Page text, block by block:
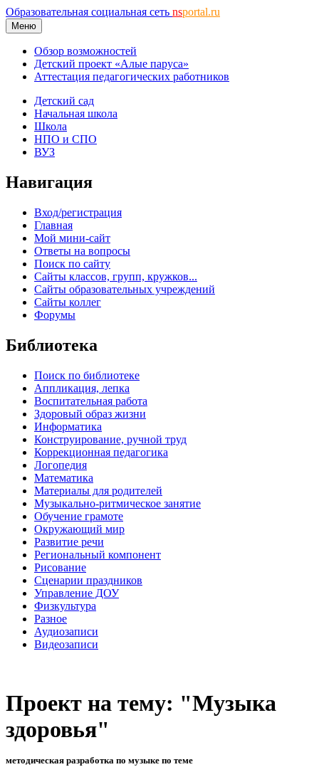
Образовательная социальная сеть nsportal.ru
Меню
Обзор возможностей
Детский проект «Алые паруса»
Аттестация педагогических работников
Детский сад
Начальная школа
Школа
НПО и СПО
ВУЗ
Навигация
Вход/регистрация
Главная
Мой мини-сайт
Ответы на вопросы
Поиск по сайту
Сайты классов, групп, кружков...
Сайты образовательных учреждений
Сайты коллег
Форумы
Библиотека
Поиск по библиотеке
Аппликация, лепка
Воспитательная работа
Здоровый образ жизни
Информатика
Конструирование, ручной труд
Коррекционная педагогика
Логопедия
Математика
Материалы для родителей
Музыкально-ритмическое занятие
Обучение грамоте
Окружающий мир
Развитие речи
Региональный компонент
Рисование
Сценарии праздников
Управление ДОУ
Физкультура
Разное
Аудиозаписи
Видеозаписи
Проект на тему: "Музыка
здоровья"
методическая разработка по музыке по теме